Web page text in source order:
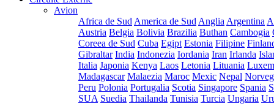
Avion
Africa de Sud America de Sud Anglia Argentina
Austria Belgia Bolivia Brazilia Buthan Cambogia
Coreea de Sud Cuba Egipt Estonia Filipine
Gibraltar India Indonezia Iordania Iran Irlanda
Italia Japonia Kenya Laos Letonia Lituania
Madagascar Malaezia Maroc Mexic Nepal
Peru Polonia Portugalia Scotia Singapore Spania
SUA Suedia Thailanda Tunisia Turcia Ungaria